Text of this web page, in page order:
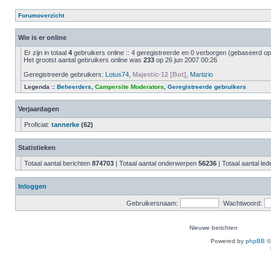
Forumoverzicht
Wie is er online
Er zijn in totaal 4 gebruikers online :: 4 geregistreerde en 0 verborgen (gebaseerd
Het grootst aantal gebruikers online was 233 op 26 jun 2007 00:26
Geregistreerde gebruikers: Lotus74 Majestic-12 [Bot] Martizio
Legenda :: Beheerders Campersite Moderators Geregistreerde gebruikers
Verjaardagen
Proficiat: tannerke (62)
Statistieken
Totaal aantal berichten 874703 | Totaal aantal onderwerpen 56236 | Totaal aantal
Inloggen
Gebruikersnaam: Wachtwoord:
Nieuwe berichten
Powered by phpBB